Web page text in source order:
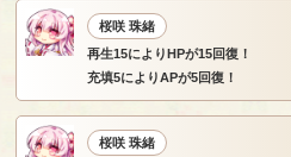
桜咲 珠緒
再生15によりHPが15回復！
充填5によりAPが5回復！
桜咲 珠緒